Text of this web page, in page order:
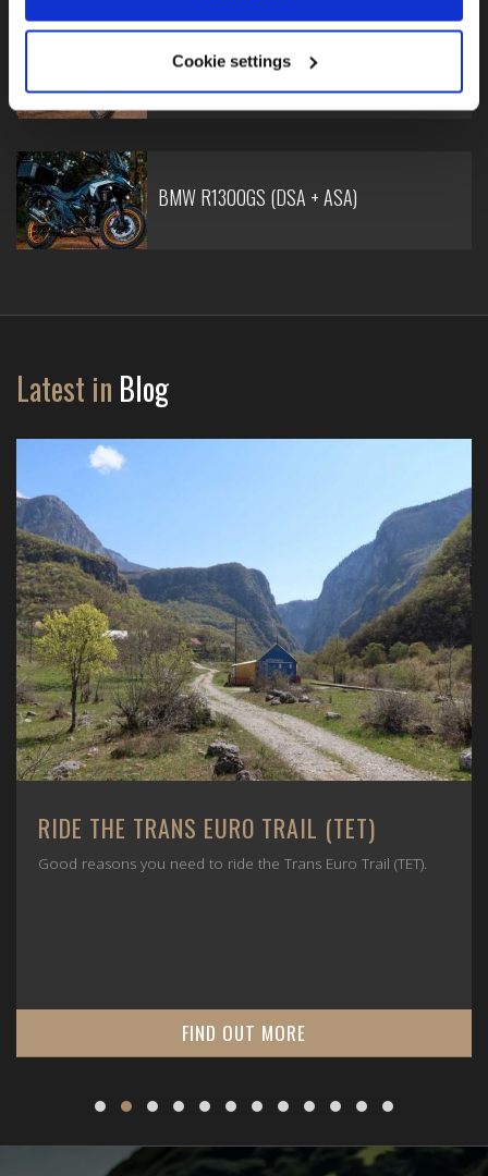
Cookie settings
BMW R1300GS (DSA)
BMW R1300GS (DSA + ASA)
Latest in Blog
RIDE THE TRANS EURO TRAIL (TET)
Good reasons you need to ride the Trans Euro Trail (TET).
FIND OUT MORE